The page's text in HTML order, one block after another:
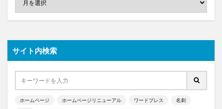
サイト内検索
ホームページ ホームページリニューアル ワードプレス 名刺